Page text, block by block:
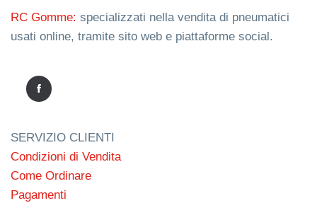
RC Gomme: specializzati nella vendita di pneumatici
usati online, tramite sito web e piattaforme social.
SERVIZIO CLIENTI
Condizioni di Vendita
Come Ordinare
Pagamenti